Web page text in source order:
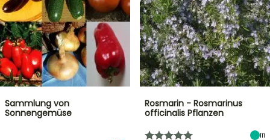
Sammlung von
Sonnengemüse
Rosmarin - Rosmarinus
officinalis Pflanzen
111